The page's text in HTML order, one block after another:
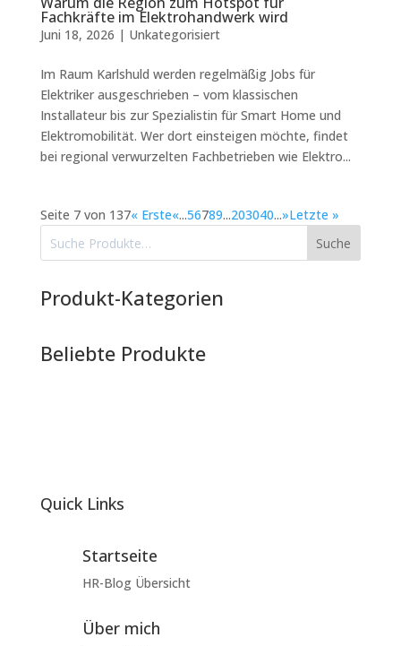
Fachkräfte im Elektrohandwerk wird
Juni 18, 2026 | Unkategorisiert
Im Raum Karlshuld werden regelmäßig Jobs für
Elektriker ausgeschrieben – vom klassischen
Installateur bis zur Spezialistin für Smart Home und
Elektromobilität. Wer dort einsteigen möchte, findet
bei regional verwurzelten Fachbetrieben wie Elektro...
Seite 7 von 137« Erste«...56789...203040...»Letzte »
Suche
Produkt-Kategorien
Beliebte Produkte
Quick Links
Startseite
HR-Blog Übersicht
Über mich